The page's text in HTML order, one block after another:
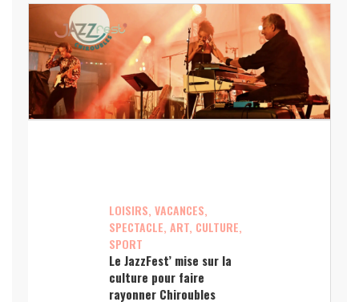
LOISIRS, VACANCES,
SPECTACLE, ART, CULTURE,
SPORT
Le JazzFest’ mise sur la
culture pour faire
rayonner Chiroubles